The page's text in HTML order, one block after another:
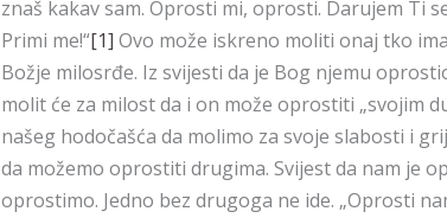
znaš kakav sam. Oprosti mi, oprosti. Darujem Ti
Primi me!“[1] Ovo može iskreno moliti onaj tko
Božje milosrđe. Iz svijesti da je Bog njemu
molit će za milost da i on može oprostiti „svojim
našeg hodočašća da molimo za svoje slabosti i
da možemo oprostiti drugima. Svijest da nam je
oprostimo. Jedno bez drugoga ne ide. „Oprosti